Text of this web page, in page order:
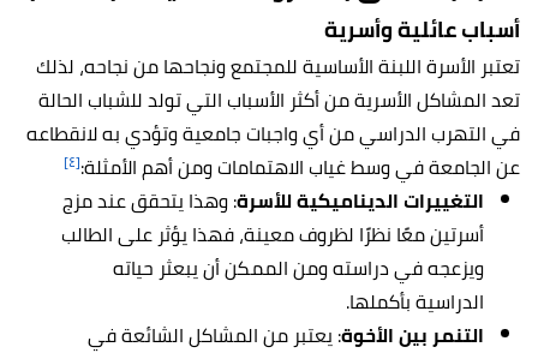
أسباب عائلية وأسرية
تعتبر الأسرة اللبنة الأساسية للمجتمع ونجاحها من نجاحه، لذلك
تعد المشاكل الأسرية من أكثر الأسباب التي تولد للشباب الحالة
في التهرب الدراسي من أي واجبات جامعية وتؤدي به لانقطاعه
عن الجامعة في وسط غياب الاهتمامات ومن أهم الأمثلة:[٤]
التغييرات الديناميكية للأسرة: وهذا يتحقق عند مزج
أسرتين معًا نظرًا لظروف معينة، فهذا يؤثر على الطالب
ويزعجه في دراسته ومن الممكن أن يبعثر حياته
الدراسية بأكملها.
التنمر بين الأخوة: يعتبر من المشاكل الشائعة في